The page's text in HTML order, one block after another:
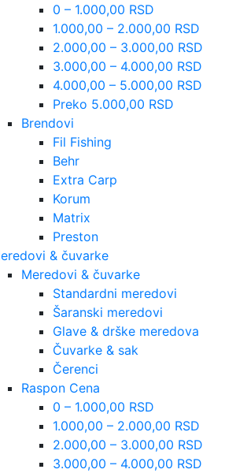
0 – 1.000,00 RSD
1.000,00 – 2.000,00 RSD
2.000,00 – 3.000,00 RSD
3.000,00 – 4.000,00 RSD
4.000,00 – 5.000,00 RSD
Preko 5.000,00 RSD
Brendovi
Fil Fishing
Behr
Extra Carp
Korum
Matrix
Preston
& čuvarke
Meredovi & čuvarke
Standardni meredovi
Šaranski meredovi
Glave & drške meredova
Čuvarke & sak
Čerenci
Raspon Cena
0 – 1.000,00 RSD
1.000,00 – 2.000,00 RSD
2.000,00 – 3.000,00 RSD
3.000,00 – 4.000,00 RSD